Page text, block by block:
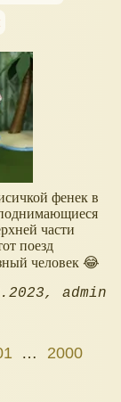
фенек в
части
поезд
человек 😂
admin
…
2000